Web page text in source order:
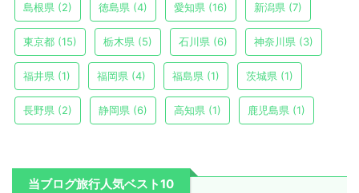
島根県 (2) 徳島県 (4) 愛知県 (16) 新潟県 (7)
東京都 (15) 栃木県 (5) 石川県 (6) 神奈川県 (3)
福井県 (1) 福岡県 (4) 福島県 (1) 茨城県 (1)
長野県 (2) 静岡県 (6) 高知県 (1) 鹿児島県 (1)
当ブログ旅行人気ベスト10